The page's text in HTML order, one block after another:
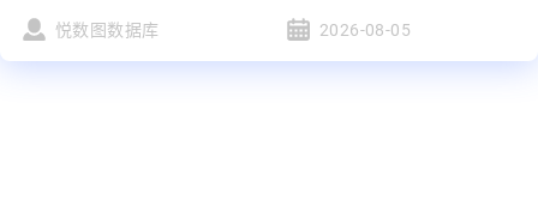
悦数图数据库 2026-08-05